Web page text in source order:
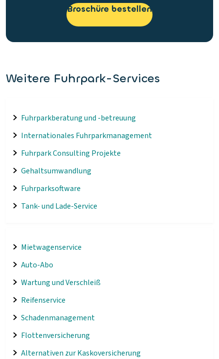
Broschüre bestellen
Weitere Fuhrpark-Services
Fuhrparkberatung und -betreuung
Internationales Fuhrparkmanagement
Fuhrpark Consulting Projekte
Gehaltsumwandlung
Fuhrparksoftware
Tank- und Lade-Service
Mietwagenservice
Auto-Abo
Wartung und Verschleiß
Reifenservice
Schadenmanagement
Flottenversicherung
Alternativen zur Kaskoversicherung